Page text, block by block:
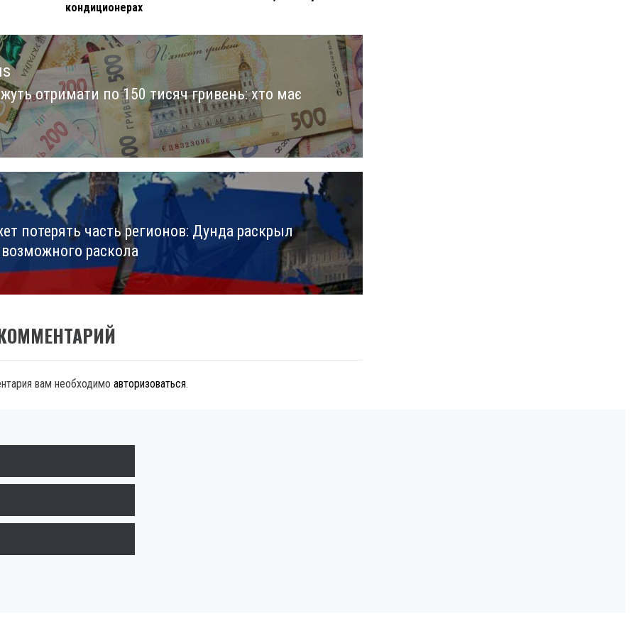
кондиционерах
отримати по 150 тисяч гривень: хто має
потерять часть регионов: Дунда раскрыл
раскола
вам необходимо авторизоваться.